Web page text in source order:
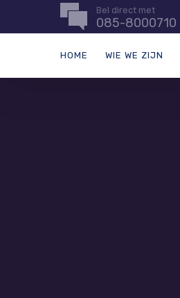
Bel direct met
085-8000710
HOME WIE WE ZIJN